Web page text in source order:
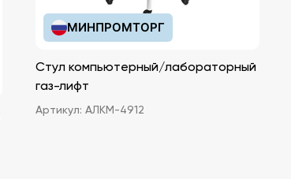
МИНПРОМТОРГ
Стул компьютерный/лабораторный
газ-лифт
Артикул: АЛКМ-4912